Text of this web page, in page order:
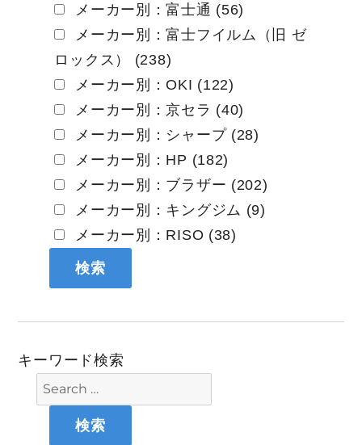
メーカー別：富士通 (56)
メーカー別：富士フイルム（旧 ゼ
ロックス） (238)
メーカー別：OKI (122)
メーカー別：京セラ (40)
メーカー別：シャープ (28)
メーカー別：HP (182)
メーカー別：ブラザー (202)
メーカー別：キングジム (9)
メーカー別：RISO (38)
キーワード検索